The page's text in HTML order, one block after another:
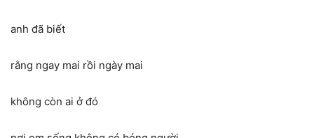
anh đã biết
rằng ngay mai rồi ngày mai
không còn ai ở đó